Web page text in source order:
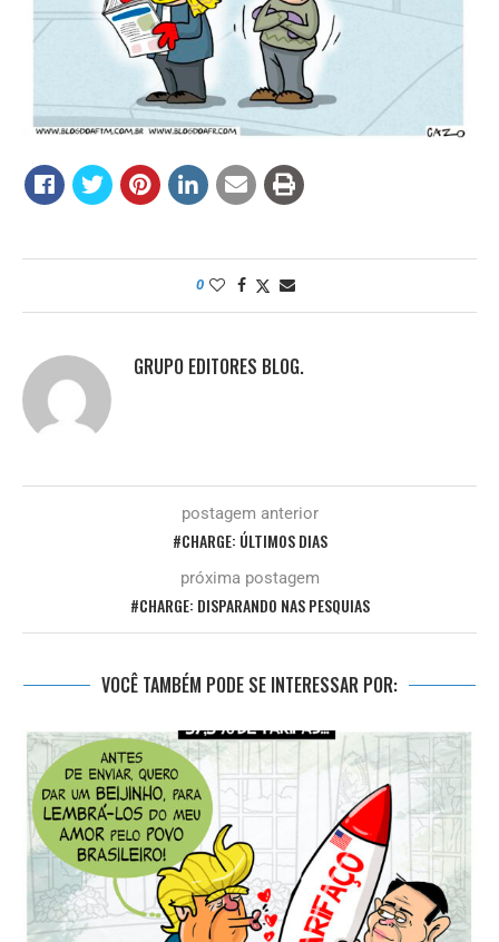
0
GRUPO EDITORES BLOG.
postagem anterior
#CHARGE: ÚLTIMOS DIAS
próxima postagem
#CHARGE: DISPARANDO NAS PESQUIAS
VOCÊ TAMBÉM PODE SE INTERESSAR POR: